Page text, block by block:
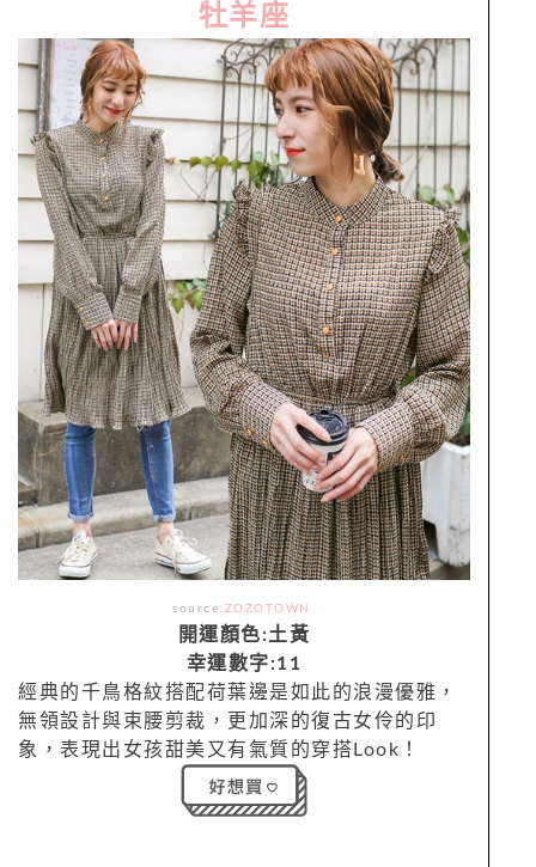
牡羊座
source: ZOZOTOWN
開運顏色:土黃
幸運數字:11
經典的千鳥格紋搭配荷葉邊是如此的浪漫優雅，
無領設計與束腰剪裁，更加深的復古女伶的印
象，表現出女孩甜美又有氣質的穿搭Look！